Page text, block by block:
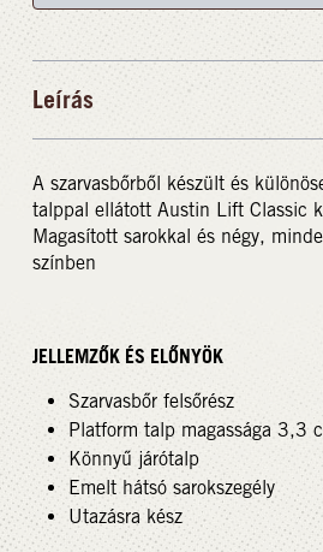
Leírás
A szarvasbőrből készült és
talppal ellátott Austin Lift Classic
Magasított sarokkal és négy,
színben
JELLEMZŐK ÉS ELŐNYÖK
Szarvasbőr felsőrész
Platform talp magassága 3,3
Könnyű járótalp
Emelt hátsó sarokszegély
Utazásra kész